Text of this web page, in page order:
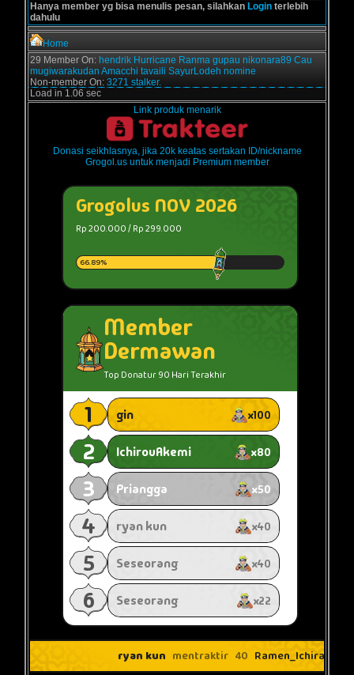
Hanya member yg bisa menulis pesan, silahkan Login terlebih
dahulu
Home
29 Member On: hendrik Hurricane Ranma gupau nikonara89 Cau
mugiwarakudan Amacchi tavaili SayurLodeh nomine
Non-member On: 3271 stalker.
Load in 1.06 sec
Link produk menarik
Donasi seikhlasnya, jika 20k keatas sertakan ID/nickname
Grogol.us untuk menjadi Premium member